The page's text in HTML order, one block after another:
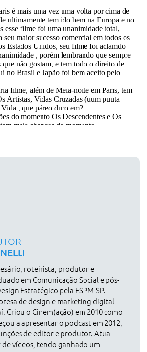
roteirista, produtor e
em Comunicação Social e pós-
Estratégico pela ESPM-SP.
de design e marketing digital
Criou o Cinem(ação) em 2010 como
a apresentar o podcast em 2012,
de editor e produtor. Atua
vídeos, tendo ganhado um